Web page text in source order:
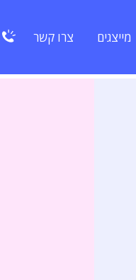
מייצגים צרו קשר